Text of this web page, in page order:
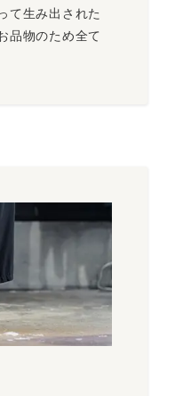
て生み出された
品物のため全て